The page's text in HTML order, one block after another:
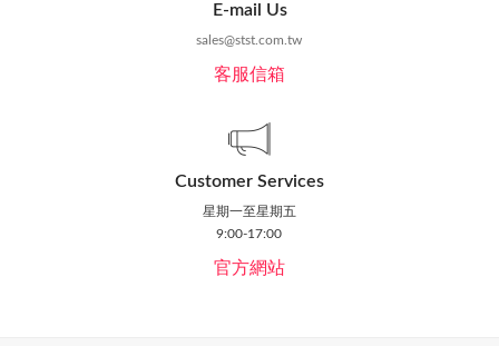
E-mail Us
sales@stst.com.tw
客服信箱
Customer Services
星期一至星期五
9:00-17:00
官方網站